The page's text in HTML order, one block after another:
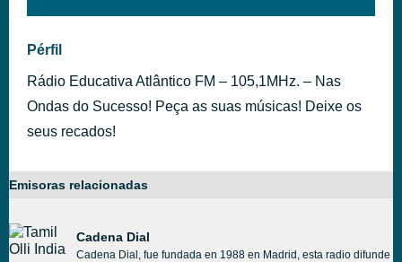
Pérfil
Rádio Educativa Atlântico FM – 105,1MHz. – Nas
Ondas do Sucesso! Peça as suas músicas! Deixe os
seus recados!
Emisoras relacionadas
Cadena Dial
Cadena Dial, fue fundada en 1988 en Madrid, esta radio difunde